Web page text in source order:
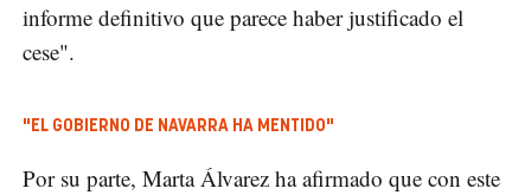
informe definitivo que parece haber justificado el
cese".
"EL GOBIERNO DE NAVARRA HA MENTIDO"
Por su parte, Marta Álvarez ha afirmado que con este